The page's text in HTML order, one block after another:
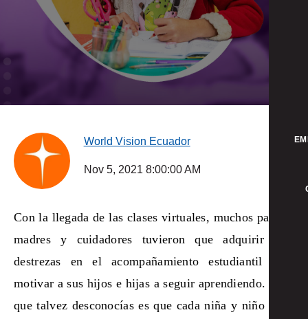
World Vision Ecuador
Nov 5, 2021 8:00:00 AM
Con la llegada de las clases virtuales, muchos padres,
madres y cuidadores tuvieron que adquirir más
destrezas en el acompañamiento estudiantil para
motivar a sus hijos e hijas a seguir aprendiendo. Algo
que talvez desconocías es que cada niña y niño tiene